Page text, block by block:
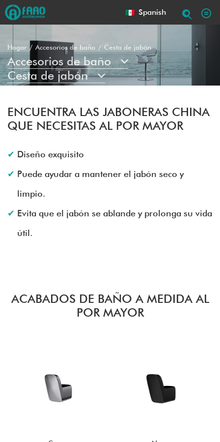
Spanish
Hogar Accesorios de baño Cesta de jabón
Accesorios de baño
Cesta de jabón
ENCUENTRA LAS JABONERAS CHINA
QUE NECESITAS AL POR MAYOR
Diseño exquisito
Puede ayudar a mantener el jabón seco y
limpio.
Evita que el jabón se ablande y prolonga su vida
útil.
ACABADOS DE BAÑO A MEDIDA AL
POR MAYOR